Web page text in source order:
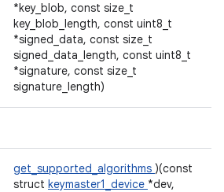
*key_blob, const size_t
key_blob_length, const uint8_t
*signed_data, const size_t
signed_data_length, const uint8_t
*signature, const size_t
signature_length)
get_supported_algorithms )(const
struct keymaster1_device *dev,